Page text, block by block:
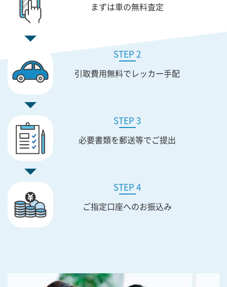
まずは車の無料査定
STEP 2
引取費用無料でレッカー手配
STEP 3
必要書類を郵送等でご提出
STEP 4
ご指定口座へのお振込み